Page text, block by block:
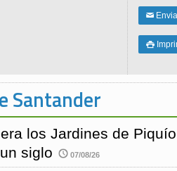
✉

Santander
los Jardines de
siglo
07/08/26